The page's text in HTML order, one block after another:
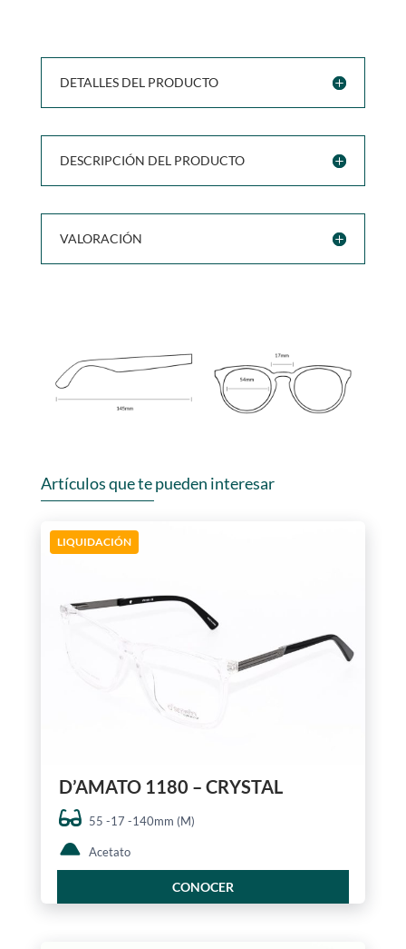
DETALLES DEL PRODUCTO
DESCRIPCIÓN DEL PRODUCTO
VALORACIÓN
Artículos que te pueden interesar
LIQUIDACIÓN
D’AMATO 1180 – CRYSTAL
55 -17 -140mm (M)
Acetato
CONOCER